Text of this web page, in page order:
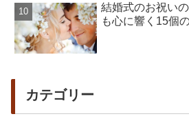
結婚式のお祝い
も心に響く15個
カテゴリー